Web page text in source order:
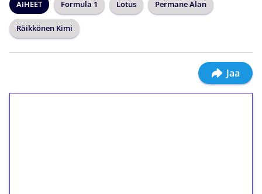
AIHEET Formula 1 Lotus Permane Alan
Räikkönen Kimi
Jaa